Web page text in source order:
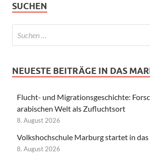
SUCHEN
NEUESTE BEITRÄGE IN DAS
Flucht- und Migrationsgeschichte:
arabischen Welt als Zufluchtsort
8. August 2026
Volkshochschule Marburg startet in das
8. August 2026